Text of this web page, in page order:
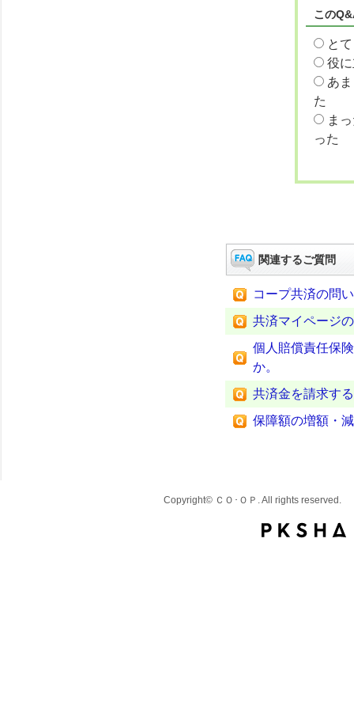
この
と
役
あ
た
ま
った
関連するご質問
コープ共済の問
共済マイページ
個人賠償責任保
か。
共済金を請求す
保障額の増額・
Copyright© ＣＯ･ＯＰ. All rights reserved.